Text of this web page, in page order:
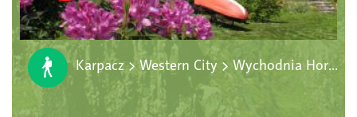
Karpacz > Western City > Wychodnia Hornfelsów > Muzeum Sportu i Turystyki > deptak